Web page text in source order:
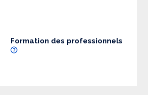
Formation des professionnels